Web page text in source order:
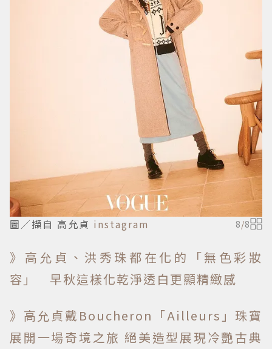
圖／擷自 高允貞 instagram 8/8
》高允貞、洪秀珠都在化的「無色彩妝
容」 早秋這樣化乾淨透白更顯精緻感
》高允貞戴Boucheron「Ailleurs」珠寶
展開一場奇境之旅 絕美造型展現冷艷古典